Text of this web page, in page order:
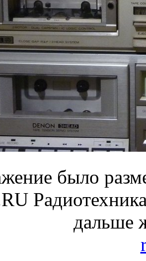
было
дальше